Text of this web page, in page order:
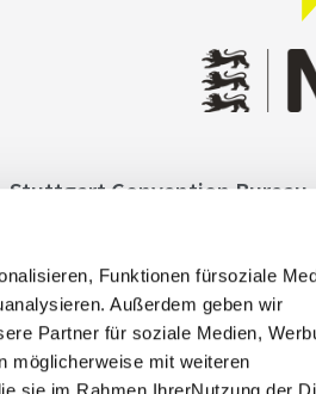
Funktionen fürsoziale
Außerdem geben wir
Partner für soziale Medien,
möglicherweise mit weiteren
Stuttgart Convention Bureau